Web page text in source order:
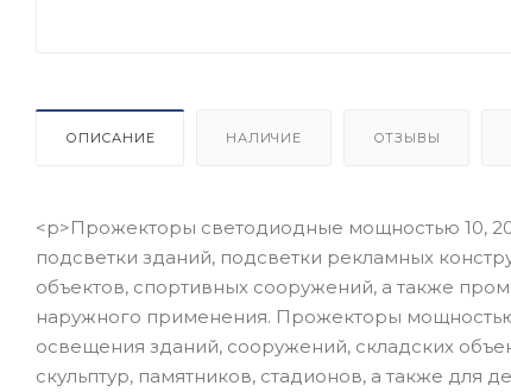
ОПИСАНИЕ НАЛИЧИЕ ОТЗЫВЫ
<p>Прожекторы светодиодные мощностью 10,
подсветки зданий, подсветки рекламных
объектов, спортивных сооружений, а также
наружного применения. Прожекторы
освещения зданий, сооружений, складских
скульптур, памятников, стадионов, а также